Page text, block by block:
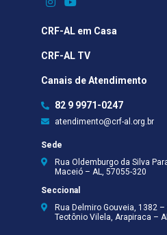
CRF-AL em Casa
CRF-AL TV
Canais de Atendimento
82 9 9971-0247
atendimento@crf-al.org.br
Sede
Rua Oldemburgo da Silva
Maceió – AL, 57055-320
Seccional
Rua Delmiro Gouveia, 1382
Teotônio Vilela, Arapiraca –